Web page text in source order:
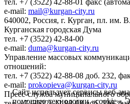
e-mail: mail@kurgan-city.ru
640002, Россия, г. Курган, пл. им.
Курганская городская Дума
тел. +7 (3522) 42-84-00
e-mail: duma@kurgan-city.ru
Управление массовых
отношений:
тел. +7 (3522) 42-88-08 доб. 232,
e-mail: prokopieva@kurgan-city.ru
Пресс-служба муниципального
Сайт использует сервисы веб-
помощью технологии «cookie».